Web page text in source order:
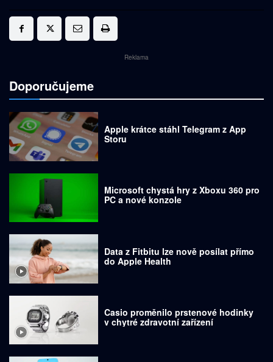
Reklama
Doporučujeme
Apple krátce stáhl Telegram z App
Storu
Microsoft chystá hry z Xboxu 360 pro
PC a nové konzole
Data z Fitbitu lze nově posílat přímo
do Apple Health
Casio proměnilo prstenové hodinky
v chytré zdravotní zařízení